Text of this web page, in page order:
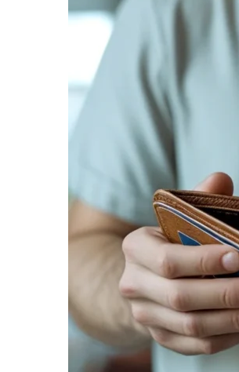
informe-nos
necessidade.